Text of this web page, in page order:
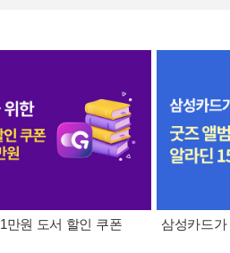
만원 도서 할인 쿠폰 삼성카드가